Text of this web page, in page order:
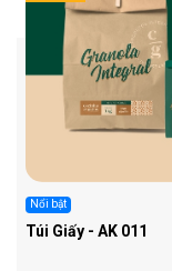
Nổi bật
Túi Giấy - AK 011